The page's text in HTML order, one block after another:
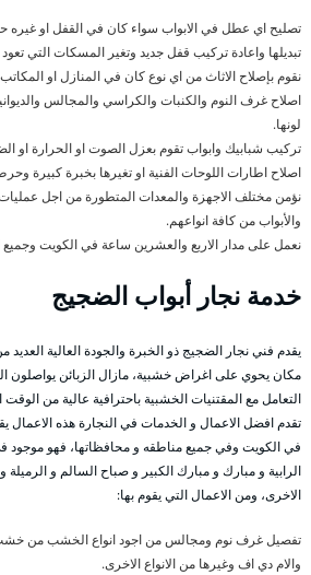
تصليح اي عطل في الابواب سواء كان في القفل او غيره
تبديلها واعادة تركيب قفل جديد وتغير المسكات التي تعود
نقوم بإصلاح الاثاث من اي نوع كان في المنازل او
اصلاح غرف النوم والكنبات والكراسي والمجالس
لونها.
تركيب شبابيك وابواب تقوم بعزل الصوت او الحرارة او
اصلاح اطارات اللوحات الفنية او تغيرها بخبرة كبيرة
نؤمن مختلف الاجهزة والمعدات المتطورة من اجل عمليات
والأبواب من كافة انواعهم.
نعمل على مدار الاربع والعشرين ساعة في الكويت
خدمة نجار أبواب الضجيج
يقدم فني نجار الضجيج ذو الخبرة والجودة العالية العديد
مكان يحوي على اغراض خشبية، مازال الزبائن
التعامل مع المقتنيات الخشبية باحترافية عالية من
تقدم افضل الاعمال و الخدمات في النجارة هذه الاعمال
في الكويت وفي جميع مناطقه و محافظاتها، فهو موجود
الرابية و مبارك و مبارك الكبير و صباح السالم و
الاخرى، ومن الاعمال التي يقوم بها:
تفصيل غرف نوم ومجالس من اجود انواع الخشب من خشب
والام دي اف وغيرها من الانواع الاخرى.